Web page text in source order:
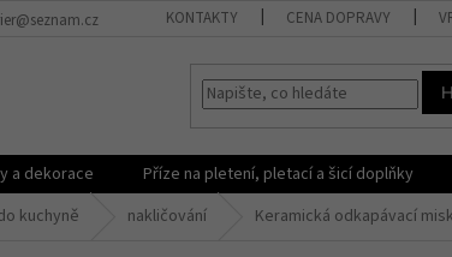
KONTAKTY CENA DOPRAVY
a dekorace Příze na pletení, pletací a šicí doplňky
kuchyně nakličování Keramická odkapávací